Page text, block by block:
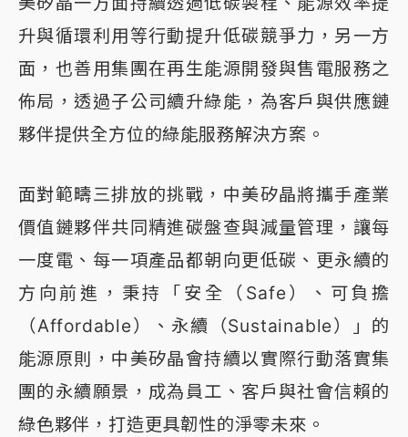
升與循環利用等行動提升低碳競爭力，另一方
面，也善用集團在再生能源開發與售電服務之
佈局，透過子公司續升綠能，為客戶與供應鏈
夥伴提供全方位的綠能服務解決方案。
面對範疇三排放的挑戰，中美矽晶將攜手產業
價值鏈夥伴共同精進碳盤查與減量管理，讓每
一度電、每一項產品都朝向更低碳、更永續的
方向前進，秉持「安全（Safe）、可負擔
（Affordable）、永續（Sustainable）」的
能源原則，中美矽晶會持續以實際行動落實集
團的永續願景，成為員工、客戶與社會信賴的
綠色夥伴，打造更具韌性的淨零未來。